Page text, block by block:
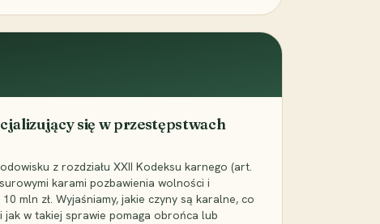
się w przestępstwach
z rozdziału XXII Kodeksu karnego (art.
karami pozbawienia wolności i
mln zł. Wyjaśniamy, jakie czyny są karalne, co
jak w takiej sprawie pomaga obrońca lub